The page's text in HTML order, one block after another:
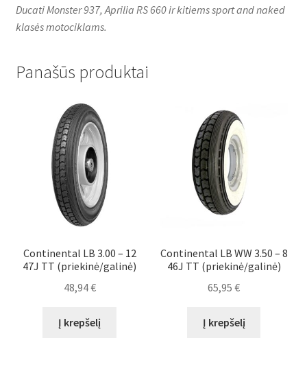
Ducati Monster 937, Aprilia RS 660 ir kitiems sport and naked
klasės motociklams.
Panašūs produktai
Continental LB 3.00 – 12
47J TT (priekinė/galinė)
48,94€
Į krepšelį
Continental LB WW 3.50 – 8
46J TT (priekinė/galinė)
65,95€
Į krepšelį